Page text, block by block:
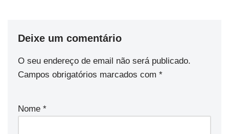
Deixe um comentário
O seu endereço de email não será publicado.
Campos obrigatórios marcados com *
Nome *